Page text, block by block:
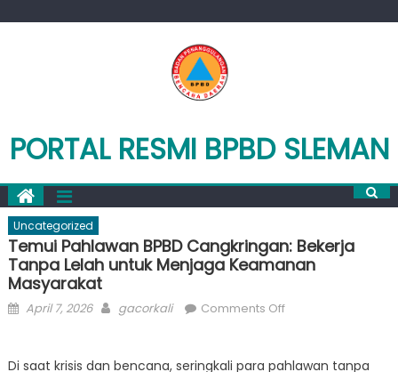
PORTAL RESMI BPBD SLEMAN
Uncategorized
Temui Pahlawan BPBD Cangkringan: Bekerja
Tanpa Lelah untuk Menjaga Keamanan
Masyarakat
Posted
April 7, 2026 Author
gacorkali Comments Offon
BPBD
Di saat krisis dan bencana, seringkali para pahlawan tanpa